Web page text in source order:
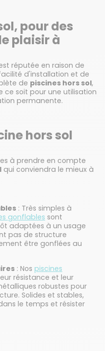
pour des
plaisir à
réputée en raison de
d'installation et de
de piscines hors sol,
ce soit pour une utilisation
permanente.
hors sol
à prendre en compte
qui conviendra le mieux à
: Très simples à
gonflables sont
adaptées à un usage
pas de structure
être gonflées au
: Nos piscines
résistance et leur
robustes pour
Solides et stables,
le temps et résister